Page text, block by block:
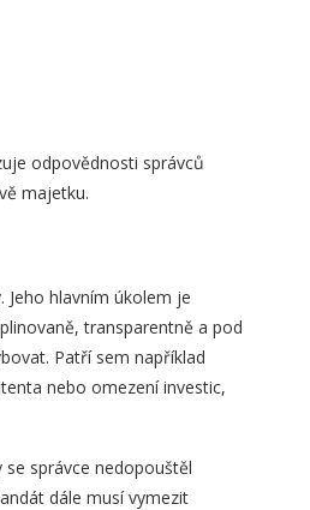
odpovědnosti správců
majetku.
hlavním úkolem je
transparentně a pod
Patří sem například
nebo omezení investic,
správce nedopouštěl
dále musí vymezit